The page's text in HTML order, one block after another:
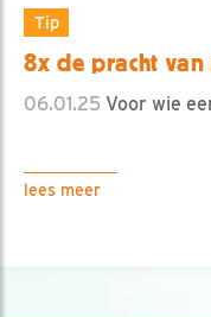
Tip
8x de pracht
06.01.25 Voor wie
lees meer